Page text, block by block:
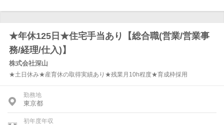
★年休125日★住宅手当あり【総合職(営業/営業事
務/経理/仕入)】
株式会社深山
★土日休み★産育休の取得実績あり★残業月10h程度★育成枠採用
勤務地
東京都
初年度年収